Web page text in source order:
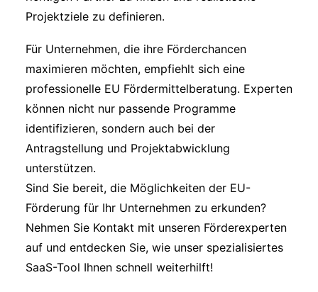
Projektziele zu definieren.
Für Unternehmen, die ihre Förderchancen
maximieren möchten, empfiehlt sich eine
professionelle EU Fördermittelberatung. Experten
können nicht nur passende Programme
identifizieren, sondern auch bei der
Antragstellung und Projektabwicklung
unterstützen.
Sind Sie bereit, die Möglichkeiten der EU-
Förderung für Ihr Unternehmen zu erkunden?
Nehmen Sie Kontakt mit unseren Förderexperten
auf und entdecken Sie, wie unser spezialisiertes
SaaS-Tool Ihnen schnell weiterhilft!